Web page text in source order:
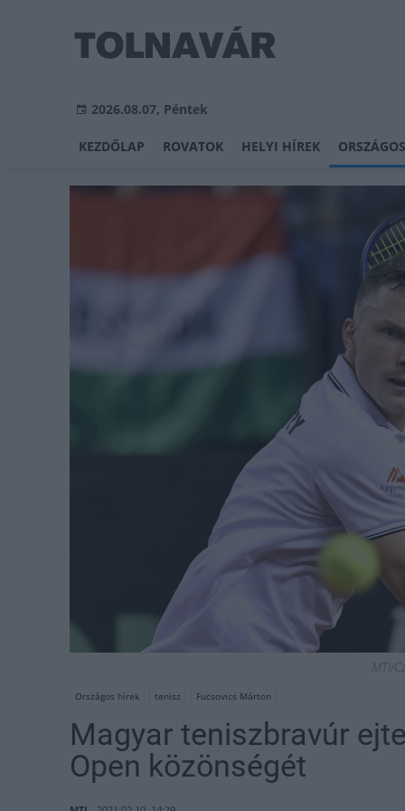
2026.08.07, Péntek
KEZDŐLAP ROVATOK HELYI HÍREK
MTI/
Országos hírek tenisz Fucsovics Márton
Magyar teniszbravúr
Open közönségét